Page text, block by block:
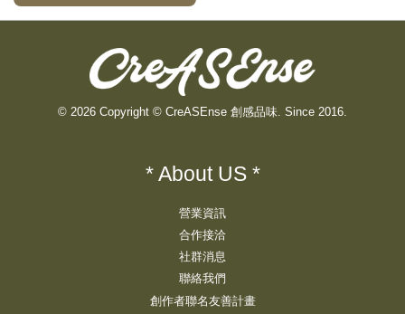
© 2026 Copyright © CreASEnse 創感品味. Since 2016.
* About US *
營業資訊
合作接洽
社群消息
聯絡我們
創作者聯名友善計畫